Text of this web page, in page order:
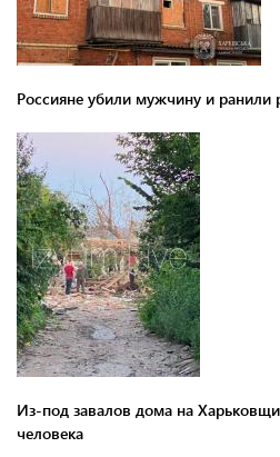
Россияне убили мужчину и ранили
Из-под завалов дома на
человека